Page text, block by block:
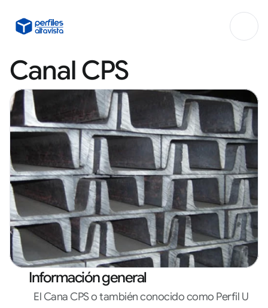
Canal CPS
Información general
El Cana CPS o también conocido como Perfil U